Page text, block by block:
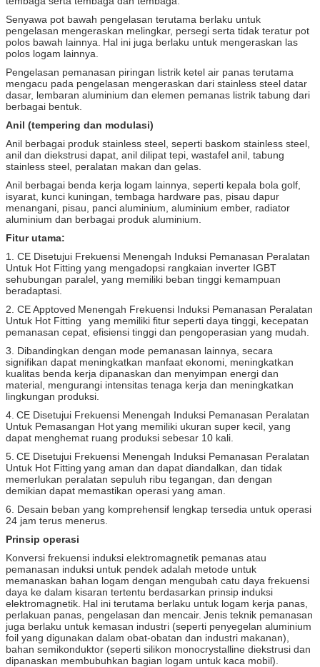
Senyawa pot bawah pengelasan terutama berlaku untuk
pengelasan mengeraskan melingkar, persegi serta tidak teratur pot
polos bawah lainnya. Hal ini juga berlaku untuk mengeraskan las
polos logam lainnya.
Pengelasan pemanasan piringan listrik ketel air panas terutama
mengacu pada pengelasan mengeraskan dari stainless steel datar
dasar, lembaran aluminium dan elemen pemanas listrik tabung dari
berbagai bentuk.
Anil (tempering dan modulasi)
Anil berbagai produk stainless steel, seperti baskom stainless steel,
anil dan diekstrusi dapat, anil dilipat tepi, wastafel anil, tabung
stainless steel, peralatan makan dan gelas.
Anil berbagai benda kerja logam lainnya, seperti kepala bola golf,
isyarat, kunci kuningan, tembaga hardware pas, pisau dapur
menangani, pisau, panci aluminium, aluminium ember, radiator
aluminium dan berbagai produk aluminium.
Fitur utama:
1. CE Disetujui Frekuensi Menengah Induksi Pemanasan Peralatan
Untuk Hot Fitting yang mengadopsi rangkaian inverter IGBT
sehubungan paralel, yang memiliki beban tinggi kemampuan
beradaptasi.
2. CE Apptoved Menengah Frekuensi Induksi Pemanasan Peralatan
Untuk Hot Fitting
yang memiliki fitur seperti daya tinggi, kecepatan
pemanasan cepat, efisiensi tinggi dan pengoperasian yang mudah.
3. Dibandingkan dengan mode pemanasan lainnya, secara
signifikan dapat meningkatkan manfaat ekonomi, meningkatkan
kualitas benda kerja dipanaskan dan menyimpan energi dan
material, mengurangi intensitas tenaga kerja dan meningkatkan
lingkungan produksi.
4. CE Disetujui Frekuensi Menengah Induksi Pemanasan Peralatan
Untuk Pemasangan Hotyang memiliki ukuran super kecil, yang
dapat menghemat ruang produksi sebesar 10 kali.
5. CE Disetujui Frekuensi Menengah Induksi Pemanasan Peralatan
Untuk Hot Fitting yang aman dan dapat diandalkan, dan tidak
memerlukan peralatan sepuluh ribu tegangan, dan dengan
demikian dapat memastikan operasi yang aman.
6. Desain beban yang komprehensif lengkap tersedia untuk operasi
24 jam terus menerus.
Prinsip operasi
Konversi frekuensi induksi elektromagnetik pemanas atau
pemanasan induksi untuk pendek adalah metode untuk
memanaskan bahan logam dengan mengubah catu daya frekuensi
daya ke dalam kisaran tertentu berdasarkan prinsip induksi
elektromagnetik. Hal ini terutama berlaku untuk logam kerja panas,
perlakuan panas, pengelasan dan mencair. Jenis teknik pemanasan
juga berlaku untuk kemasan industri (seperti penyegelan aluminium
foil yang digunakan dalam obat-obatan dan industri makanan),
bahan semikonduktor (seperti silikon monocrystalline diekstrusi dan
dipanaskan membubuhkan bagian logam untuk kaca mobil).